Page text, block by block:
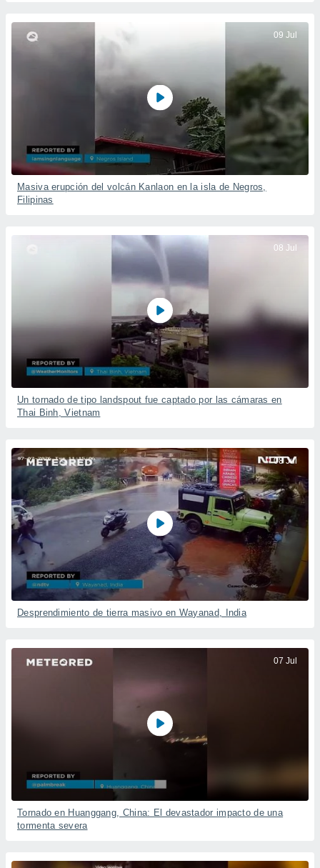
09 Jul
Masiva erupción del volcán Kanlaon en la isla de Negros,
Filipinas
08 Jul
Un tornado de tipo landspout fue captado por las cámaras en
Thai Binh, Vietnam
08 Jul
Desprendimiento de tierra masivo en Wayanad, India
07 Jul
Tornado en Huanggang, China: El devastador impacto de una
tormenta severa